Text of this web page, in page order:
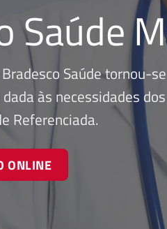
Saúde
Saúde tornou-
às necessidades
Referenciada.
ONLINE